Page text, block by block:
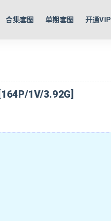
合集套图 单期套图 开通VIP
1V/3.92G]
全部